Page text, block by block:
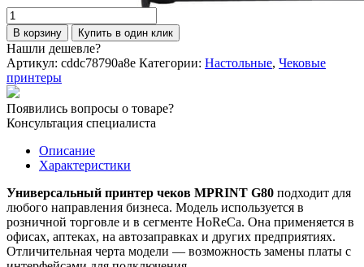
Количество
товара
Чековый
принтер
MERTECH
MPRINT
G80
RS232-
USB-
Black
В корзину Купить в один клик
Нашли дешевле?
Артикул: cddc78790a8e Категории: Настольные, Чековые
принтеры
Появились вопросы о товаре?
Консультация специалиста
Описание
Характеристики
Универсальный принтер чеков MPRINT G80 подходит для
любого направления бизнеса. Модель используется в
розничной торговле и в сегменте HoReCa. Она применяется в
офисах, аптеках, на автозаправках и других предприятиях.
Отличительная черта модели — возможность замены платы с